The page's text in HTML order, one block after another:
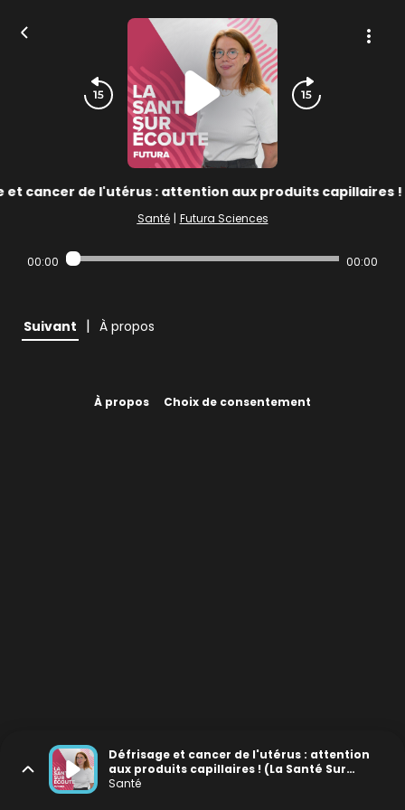
et cancer de l'utérus : attention aux produits capillaires !
Santé | Futura Sciences
00:00 00:00
Suivant | À propos
À propos Choix de consentement
Défrisage et cancer de l'utérus : attention
aux produits capillaires ! (La Santé Sur
Écoute #14)
Santé